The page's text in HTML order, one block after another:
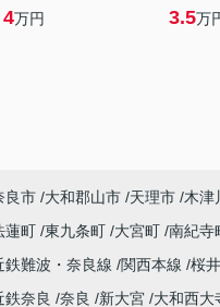
4万円 3.5万
良市 大和郡山市 天理市 木津
蓮町 東九条町 大宮町 南紀寺
鉄難波・奈良線 関西本線 桜
鉄奈良 奈良 新大宮 大和西大